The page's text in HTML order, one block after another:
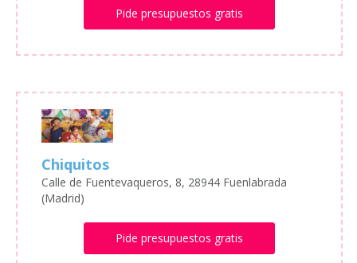
Pide presupuestos gratis
Chiquitos
Calle de Fuentevaqueros, 8, 28944 Fuenlabrada
(Madrid)
Pide presupuestos gratis